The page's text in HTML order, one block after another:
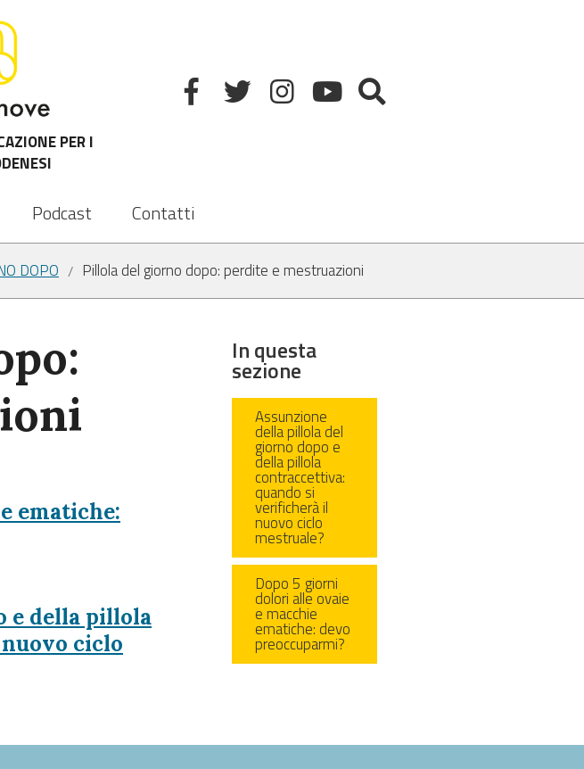
PER I
Podcast Contatti
DOPO / Pillola del giorno dopo: perdite e mestruazioni
ematiche:
e della pillola
ciclo
In questa
sezione
Assunzione
della pillola del
giorno dopo e
della pillola
contraccettiva:
quando si
verificherà il
nuovo ciclo
mestruale?
Dopo 5 giorni
dolori alle ovaie
e macchie
ematiche: devo
preoccuparmi?